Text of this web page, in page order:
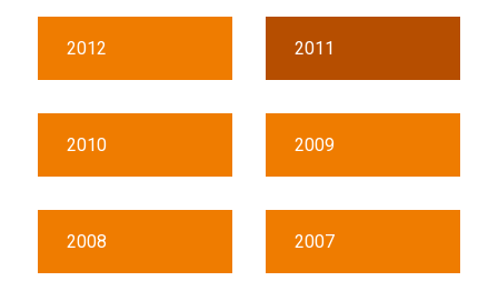
2012 2011
2010 2009
2008 2007